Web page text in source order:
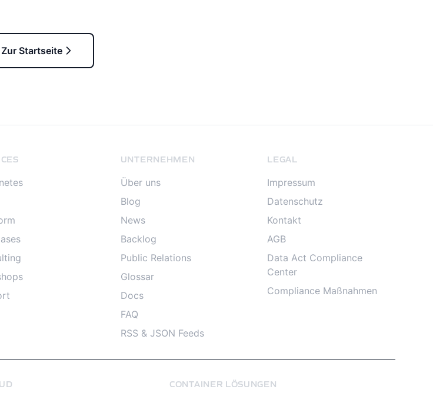
Zur Startseite
UNTERNEHMEN
Über uns
Blog
News
Backlog
Public Relations
Glossar
Docs
FAQ
RSS & JSON Feeds
LEGAL
Impressum
Datenschutz
Kontakt
AGB
Data Act Compliance
Center
Compliance Maßnahmen
CONTAINER LÖSUNGEN